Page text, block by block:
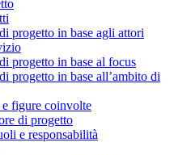
progetto in base agli attori
progetto in base al focus
progetto in base all’ambito di
figure coinvolte
di progetto
e responsabilità